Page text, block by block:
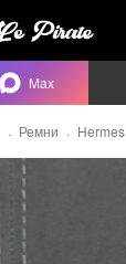
Ремни Hermes
Max